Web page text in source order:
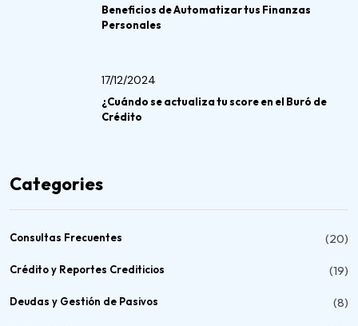
Beneficios de Automatizar tus Finanzas
Personales
17/12/2024
¿Cuándo se actualiza tu score en el Buró de
Crédito
Categories
Consultas Frecuentes (20)
Crédito y Reportes Crediticios (19)
Deudas y Gestión de Pasivos (8)